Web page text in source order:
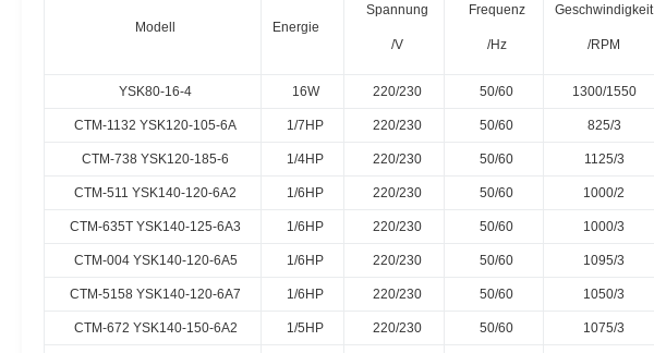
Modell Energie
Spannung
/V
Frequenz
/Hz
Geschwindigkeit
/RPM
YSK80-16-4 16W 220/230 50/60 1300/1550
CTM-1132 YSK120-105-6A 1/7HP 220/230 50/60 825/3
CTM-738 YSK120-185-6 1/4HP 220/230 50/60 1125/3
CTM-511 YSK140-120-6A2 1/6HP 220/230 50/60 1000/2
CTM-635T YSK140-125-6A3 1/6HP 220/230 50/60 1000/3
CTM-004 YSK140-120-6A5 1/6HP 220/230 50/60 1095/3
CTM-5158 YSK140-120-6A7 1/6HP 220/230 50/60 1050/3
CTM-672 YSK140-150-6A2 1/5HP 220/230 50/60 1075/3